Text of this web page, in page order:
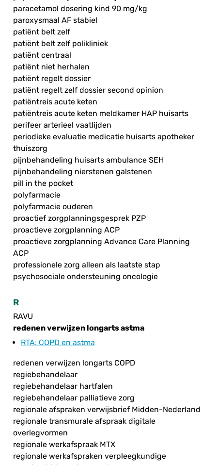
paracetamol dosering kind 90 mg/kg
paroxysmaal AF stabiel
patiënt belt zelf
patiënt belt zelf polikliniek
patiënt centraal
patiënt niet herhalen
patiënt regelt dossier
patiënt regelt zelf dossier second opinion
patiëntreis acute keten
patiëntreis acute keten meldkamer HAP huisarts
perifeer arterieel vaatlijden
periodieke evaluatie medicatie huisarts apotheker
thuiszorg
pijnbehandeling huisarts ambulance SEH
pijnbehandeling nierstenen galstenen
pill in the pocket
polyfarmacie
polyfarmacie ouderen
proactief zorgplanningsgesprek PZP
proactieve zorgplanning ACP
proactieve zorgplanning Advance Care Planning
ACP
professionele zorg alleen als laatste stap
psychosociale ondersteuning oncologie
R
RAVU
redenen verwijzen longarts astma
RTA: COPD en astma
redenen verwijzen longarts COPD
regiebehandelaar
regiebehandelaar hartfalen
regiebehandelaar palliatieve zorg
regionale afspraken verwijsbrief Midden-Nederland
regionale transmurale afspraak digitale
overlegvormen
regionale werkafspraak MTX
regionale werkafspraken verpleegkundige